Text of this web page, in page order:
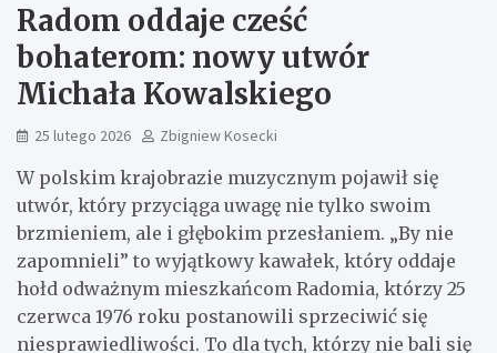
Radom oddaje cześć
bohaterom: nowy utwór
Michała Kowalskiego
25 lutego 2026 Zbigniew Kosecki
W polskim krajobrazie muzycznym pojawił się
utwór, który przyciąga uwagę nie tylko swoim
brzmieniem, ale i głębokim przesłaniem. „By nie
zapomnieli” to wyjątkowy kawałek, który oddaje
hołd odważnym mieszkańcom Radomia, którzy 25
czerwca 1976 roku postanowili sprzeciwić się
niesprawiedliwości. To dla tych, którzy nie bali się